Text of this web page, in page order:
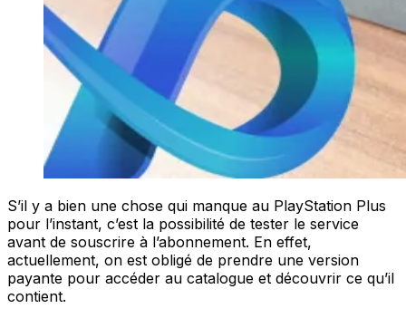
S’il y a bien une chose qui manque au PlayStation Plus
pour l’instant, c’est la possibilité de tester le service
avant de souscrire à l’abonnement. En effet,
actuellement, on est obligé de prendre une version
payante pour accéder au catalogue et découvrir ce qu’il
contient.